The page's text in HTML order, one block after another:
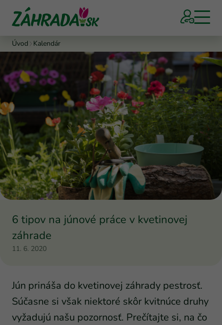
Úvod Kalendár
6 tipov na júnové práce v kvetinovej
záhrade
11. 6. 2020
Jún prináša do kvetinovej záhrady pestrosť.
Súčasne si však niektoré skôr kvitnúce druhy
vyžadujú našu pozornosť. Prečítajte si, na čo